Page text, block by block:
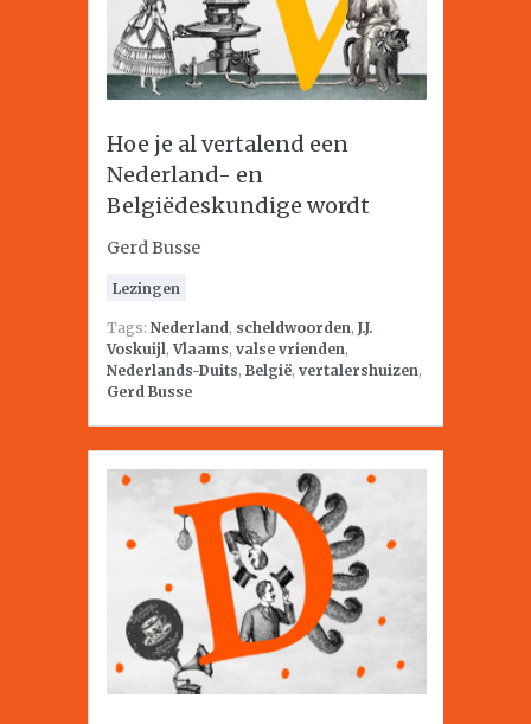
Hoe je al vertalend een
Nederland- en
Belgiëdeskundige wordt
Gerd Busse
Lezingen
Tags: Nederland, scheldwoorden, J.J.
Voskuijl,Vlaams, valse vrienden,
Nederlands-Duits, België, vertalershuizen,
Gerd Busse